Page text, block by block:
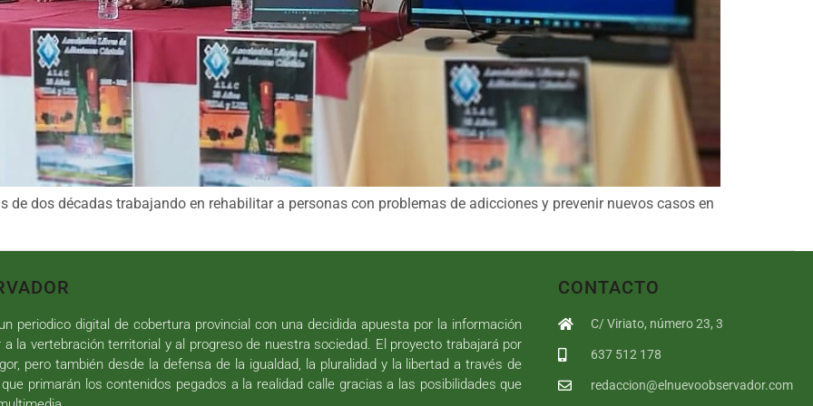
dos décadas trabajando en rehabilitar a personas con problemas de adicciones y prevenir nuevos casos en
periodico digital de cobertura provincial con una decidida apuesta por la información
a la vertebración territorial y al progreso de nuestra sociedad. El proyecto trabajará por
pero también desde la defensa de la igualdad, la pluralidad y la libertad a través de
primarán los contenidos pegados a la realidad calle gracias a las posibilidades que
CONTACTO
C/ Viriato, número 23, 3
637 512 178
redaccion@elnuevoobservador.com